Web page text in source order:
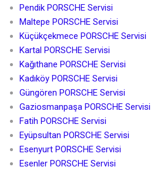
Pendik PORSCHE Servisi
Maltepe PORSCHE Servisi
Küçükçekmece PORSCHE Servisi
Kartal PORSCHE Servisi
Kağıthane PORSCHE Servisi
Kadıköy PORSCHE Servisi
Güngören PORSCHE Servisi
Gaziosmanpaşa PORSCHE Servisi
Fatih PORSCHE Servisi
Eyüpsultan PORSCHE Servisi
Esenyurt PORSCHE Servisi
Esenler PORSCHE Servisi